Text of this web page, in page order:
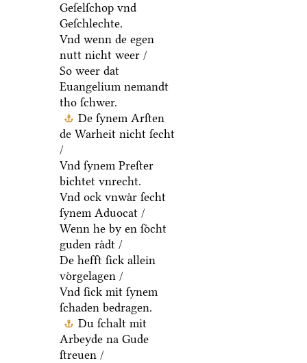
Geſelſchop vnd
Geſchlechte.
Vnd wenn de egen
nutt nicht weer /
So weer dat
Euangelium nemandt
tho ſchwer.
De ſynem Arſten
de Warheit nicht ſecht
/
Vnd ſynem Preſter
bichtet vnrecht.
Vnd ock vnwaͤr ſecht
ſynem Aduocat /
Wenn he by en ſoͤcht
guden raͤdt /
De hefft ſick allein
voͤrgelagen /
Vnd ſick mit ſynem
ſchaden bedragen.
Du ſchalt mit
Arbeyde na Gude
ſtreuen /